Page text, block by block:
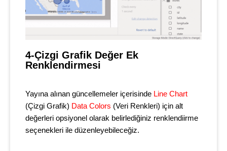
4-Çizgi Grafik Değer Ek
Renklendirmesi
Yayına alınan güncellemeler içerisinde Line Chart
(Çizgi Grafik) Data Colors (Veri Renkleri) için alt
değerleri opsiyonel olarak belirlediğiniz renklendiirme
seçenekleri ile düzenleyebileceğiz.